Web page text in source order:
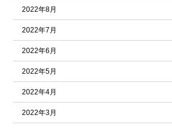
2022年8月
2022年7月
2022年6月
2022年5月
2022年4月
2022年3月